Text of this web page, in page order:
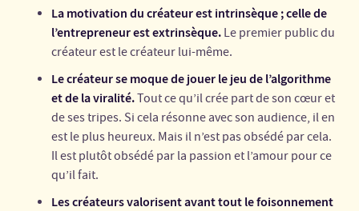
La motivation du créateur est intrinsèque ; celle de
l’entrepreneur est extrinsèque. Le premier public du
créateur est le créateur lui-même.
Le créateur se moque de jouer le jeu de l’algorithme
et de la viralité.Tout ce qu’il crée part de son cœur et
de ses tripes. Si cela résonne avec son audience, il en
est le plus heureux. Mais il n’est pas obsédé par cela.
Il est plutôt obsédé par la passion et l’amour pour ce
qu’il fait.
Les créateurs valorisent avant tout le foisonnement